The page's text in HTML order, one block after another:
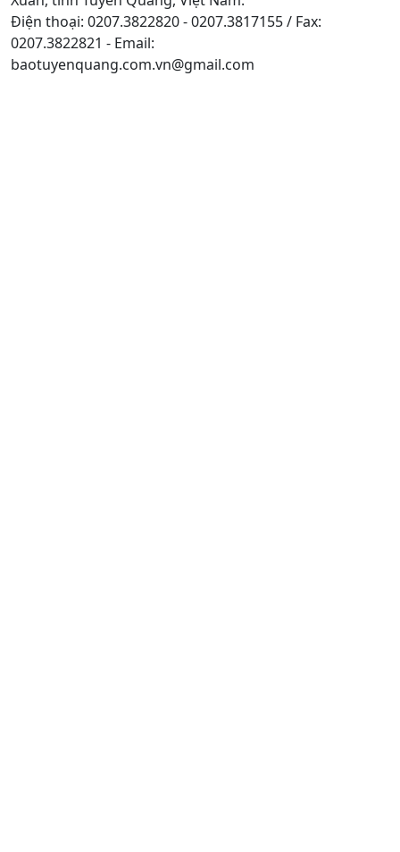
Điện thoại: 0207.3822820 - 0207.3817155 / Fax:
0207.3822821 - Email:
baotuyenquang.com.vn@gmail.com